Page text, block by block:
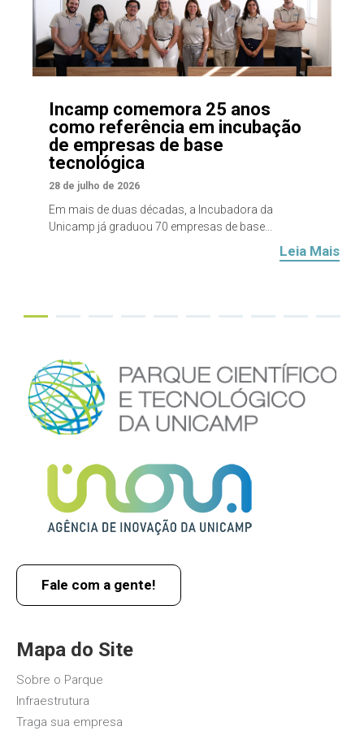
Incamp comemora 25 anos
como referência em incubação
de empresas de base
tecnológica
28 de julho de 2026
Em mais de duas décadas, a Incubadora da
Unicamp já graduou 70 empresas de base...
Leia Mais
Fale com a gente!
Mapa do Site
Sobre o Parque
Infraestrutura
Traga sua empresa